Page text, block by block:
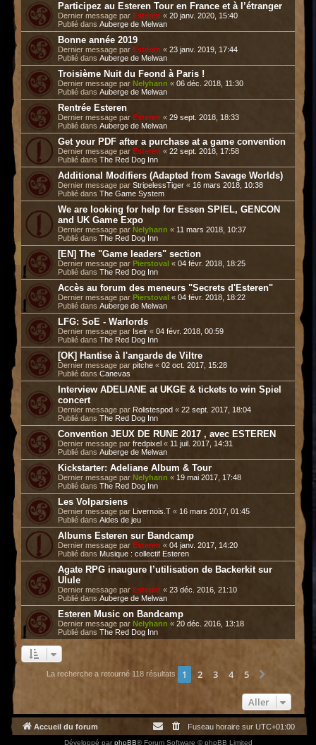
Participez au Esteren Tour en France et à l’étranger
Dernier message par Esteren « 20 janv. 2020, 15:40
Publié dans Auberge de Melwan
Bonne année 2019
Dernier message par Esteren « 23 janv. 2019, 17:44
Publié dans Auberge de Melwan
Troisième Nuit du Feond à Paris !
Dernier message par Nelyhann « 06 déc. 2018, 11:30
Publié dans Auberge de Melwan
Rentrée Esteren
Dernier message par Esteren « 29 sept. 2018, 18:33
Publié dans Auberge de Melwan
Get your PDF after a purchase at a game convention
Dernier message par Esteren « 22 sept. 2018, 17:58
Publié dans The Red Dog Inn
Additional Modifiers (Adapted from Savage Worlds)
Dernier message par StripelessTiger « 16 mars 2018, 10:38
Publié dans The Game System
We are looking for help for Essen SPIEL, GENCON
and UK Game Expo
Dernier message par Nelyhann « 11 mars 2018, 10:37
Publié dans The Red Dog Inn
[EN] The "Game leaders" section
Dernier message par Pierstoval « 04 févr. 2018, 18:25
Publié dans The Red Dog Inn
Accès au forum des meneurs "Secrets d'Esteren"
Dernier message par Pierstoval « 04 févr. 2018, 18:22
Publié dans Auberge de Melwan
LFG: SoE - Warlords
Dernier message par Iseir « 04 févr. 2018, 00:59
Publié dans The Red Dog Inn
[OK] Hantise à l'angarde de Viltre
Dernier message par pitche « 02 oct. 2017, 15:28
Publié dans Canevas
Interview ADELIANE at UKGE & tickets to win Spiel
concert
Dernier message par Rolistespod « 22 sept. 2017, 18:04
Publié dans The Red Dog Inn
Convention JEUX DE RUNE 2017 , avec ESTEREN
Dernier message par fredpixel « 11 juil. 2017, 14:31
Publié dans Auberge de Melwan
Kickstarter: Adeliane Album & Tour
Dernier message par Nelyhann « 19 mai 2017, 17:48
Publié dans The Red Dog Inn
Les Volparsiens
Dernier message par Livernois.T « 16 mars 2017, 01:45
Publié dans Aides de jeu
Albums Esteren sur Bandcamp
Dernier message par Esteren « 04 janv. 2017, 14:20
Publié dans Musique : collectif Esteren
Agate RPG inaugure l’utilisation de Backerkit sur
Ulule
Dernier message par Esteren « 23 déc. 2016, 21:10
Publié dans Auberge de Melwan
Esteren Music on Bandcamp
Dernier message par Nelyhann « 20 déc. 2016, 13:18
Publié dans The Red Dog Inn
La recherche a retourné 118 résultats 1 2 3 4 5
Aller
Accueil du forum Fuseau horaire sur UTC+01:00
Développé par phpBB® Forum Software © phpBB Limited